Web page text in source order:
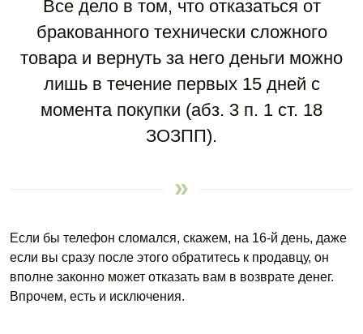
Все дело в том, что отказаться от
бракованного технически сложного
товара и вернуть за него деньги можно
лишь в течение первых 15 дней с
момента покупки (абз. 3 п. 1 ст. 18
ЗОЗПП).
Если бы телефон сломался, скажем, на 16-й день, даже
если вы сразу после этого обратитесь к продавцу, он
вполне законно может отказать вам в возврате денег.
Впрочем, есть и исключения.